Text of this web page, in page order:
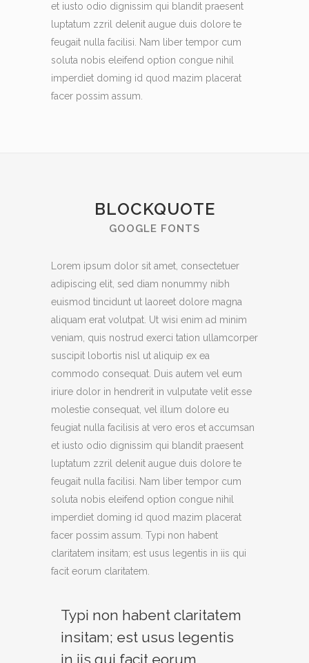
et iusto odio dignissim qui blandit praesent
luptatum zzril delenit augue duis dolore te
feugait nulla facilisi. Nam liber tempor cum
soluta nobis eleifend option congue nihil
imperdiet doming id quod mazim placerat
facer possim assum.
BLOCKQUOTE
GOOGLE FONTS
Lorem ipsum dolor sit amet, consectetuer
adipiscing elit, sed diam nonummy nibh
euismod tincidunt ut laoreet dolore magna
aliquam erat volutpat. Ut wisi enim ad minim
veniam, quis nostrud exerci tation ullamcorper
suscipit lobortis nisl ut aliquip ex ea
commodo consequat. Duis autem vel eum
iriure dolor in hendrerit in vulputate velit esse
molestie consequat, vel illum dolore eu
feugiat nulla facilisis at vero eros et accumsan
et iusto odio dignissim qui blandit praesent
luptatum zzril delenit augue duis dolore te
feugait nulla facilisi. Nam liber tempor cum
soluta nobis eleifend option congue nihil
imperdiet doming id quod mazim placerat
facer possim assum. Typi non habent
claritatem insitam; est usus legentis in iis qui
facit eorum claritatem.
Typi non habent claritatem
insitam; est usus legentis
in iis qui facit eorum